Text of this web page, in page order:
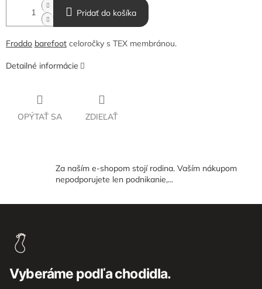
Pridať do košíka
Froddo barefoot celoročky s TEX membránou.
Detailné informácie
OPÝTAŤ SA ZDIEĽAŤ
Za naším e-shopom stojí rodina. Vaším nákupom
nepodporujete len podnikanie,...
Vyberáme podľa chodidla.